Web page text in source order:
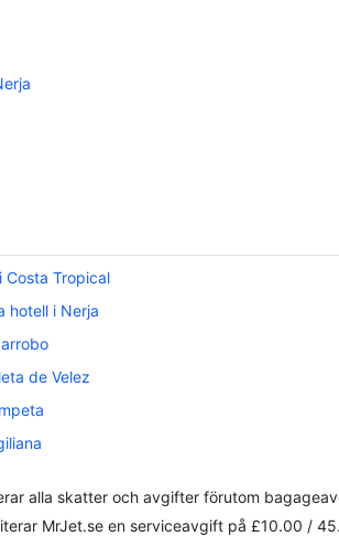
Costa Tropical
hotell i Nerja
de Velez
alla skatter och avgifter förutom
MrJet.se en serviceavgift på £10.00 /